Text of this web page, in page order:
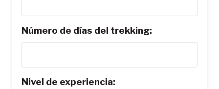
Número de días del trekking:
Nivel de experiencia: